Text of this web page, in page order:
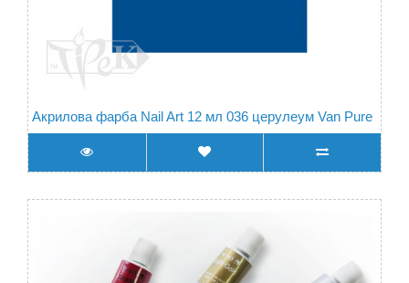
Акрилова фарба Nail Art 12 мл 036 церулеум Van Pure